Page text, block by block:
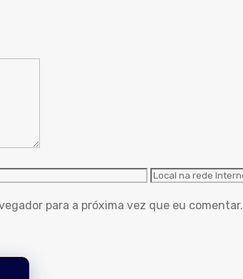
Local
rede
para a próxima vez que eu comentar.